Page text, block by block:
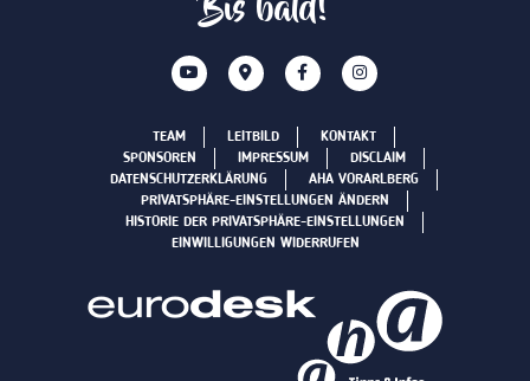
Bis bald!
TEAM LEITBILD
KONTAKT
SPONSOREN
IMPRESSUM
DISCLAIM
DATENSCHUTZERKLÄRUNG
AHA VORARLBERG
PRIVATSPHÄRE-EINSTELLUNGEN ÄNDERN
HISTORIE DER PRIVATSPHÄRE-EINSTELLUNGEN
EINWILLIGUNGEN WIDERRUFEN